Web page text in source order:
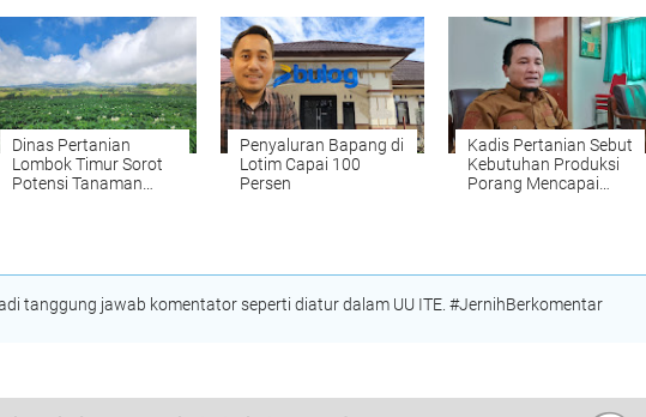
Dinas Pertanian
Lombok Timur Sorot
Potensi Tanaman
Penyaluran Bapang di
Lotim Capai 100
Persen
Kadis Pertanian Sebut
Kebutuhan Produksi
Porang Mencapai
tanggung jawab komentator seperti diatur dalam UU ITE. #JernihBerkomentar